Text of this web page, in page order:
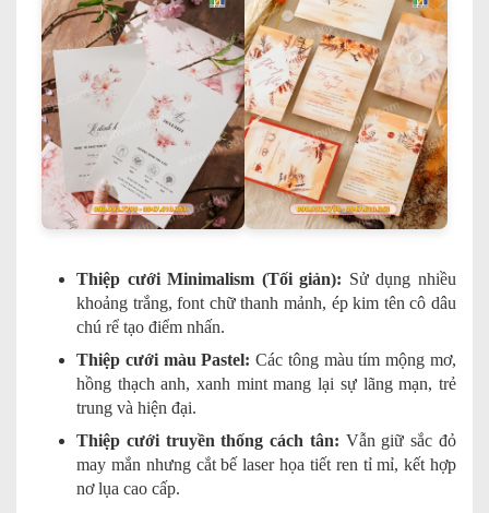
Thiệp cưới Minimalism (Tối giản): Sử dụng nhiều
khoảng trắng, font chữ thanh mảnh, ép kim tên cô dâu
chú rể tạo điểm nhấn.
Thiệp cưới màu Pastel: Các tông màu tím mộng mơ,
hồng thạch anh, xanh mint mang lại sự lãng mạn, trẻ
trung và hiện đại.
Thiệp cưới truyền thống cách tân: Vẫn giữ sắc đỏ
may mắn nhưng cắt bế laser họa tiết ren tỉ mỉ, kết hợp
nơ lụa cao cấp.